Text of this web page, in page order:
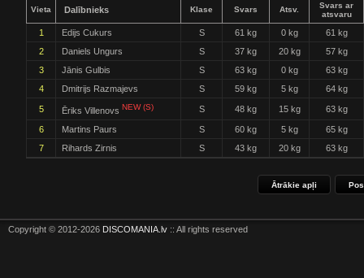
Vieta Dalībnieks Klase Svars Atsv.
Svars ar
atsvaru
1 Edijs Cukurs S 61 kg 0 kg
61 kg
2
Daniels Ungurs S 37 kg 20 kg
57 kg
3
Jānis Gulbis S 63 kg 0 kg
63 kg
4
Dmitrijs Razmajevs S 59 kg 5 kg 64 kg
5 Ēriks Villenovs NEW (S) S 48 kg 15 kg 63 kg
6 Martins Paurs S 60 kg 5 kg
65 kg
7
Rihards Zirnis S 43 kg 20 kg 63 kg
Ātrākie apļi
Copyright © 2012-2026 DISCOMANIA.lv :: All rights reserved